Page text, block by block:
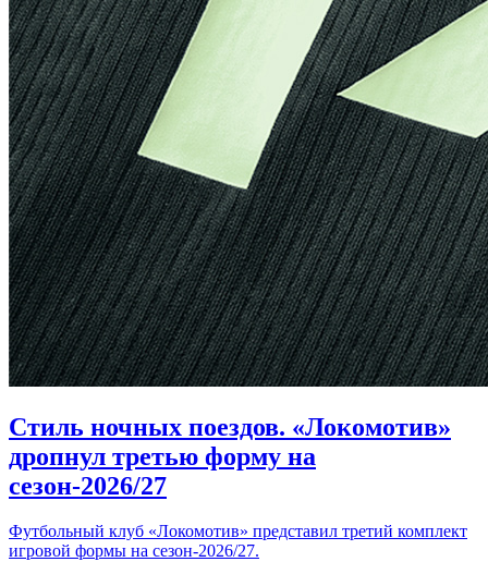
Стиль ночных поездов. «Локомотив»
дропнул третью форму на
сезон-2026/27
Футбольный клуб «Локомотив» представил третий комплект
игровой формы на сезон-2026/27.